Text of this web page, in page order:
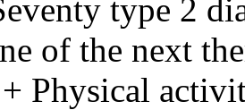
type 2
of the next
Physical